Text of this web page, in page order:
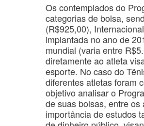
Os contemplados do
categorias de bolsa,
(R$925,00),
implantada no ano de
mundial (varia entre
diretamente ao atleta
esporte. No caso do
diferentes atletas foram
objetivo analisar o
de suas bolsas, entre
importância de estudos